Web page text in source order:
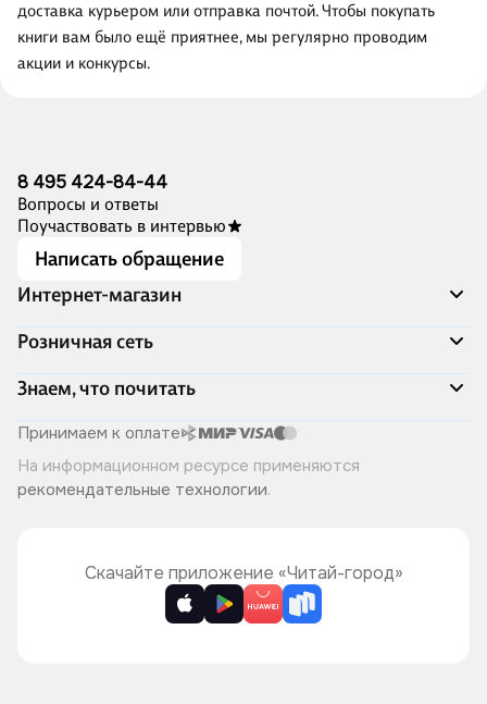
доставка курьером или отправка почтой. Чтобы покупать
книги вам было ещё приятнее, мы регулярно проводим
акции и конкурсы.
8 495 424-84-44
Вопросы и ответы
Поучаствовать в интервью
Написать обращение
Интернет-магазин
Акции
Доставка и оплата
Программа лояльности
Подарочные сертификаты
Правила продажи
Политика конфиденциальности
Розничная сеть
Адреса магазинов
О компании
Хотите у нас работать?
Знаем, что почитать
Скоро в продаже
Лучшие из лучших
Читай-журнал
Принимаем к оплате
На информационном ресурсе применяются
рекомендательные технологии.
Скачайте приложение «Читай-город»